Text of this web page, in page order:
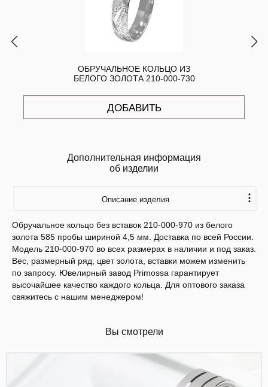
ОБРУЧАЛЬНОЕ КОЛЬЦО ИЗ
БЕЛОГО ЗОЛОТА 210-000-730
ДОБАВИТЬ
Дополнительная информация
об изделии
Описание изделия
Обручальное кольцо без вставок 210-000-970 из белого
золота 585 пробы шириной 4,5 мм. Доставка по всей России.
Модель 210-000-970 во всех размерах в наличии и под заказ.
Вес, размерный ряд, цвет золота, вставки можем изменить
по запросу. Ювелирный завод Primossa гарантирует
высочайшее качество каждого кольца. Для оптового заказа
свяжитесь с нашим менеджером!
Вы смотрели